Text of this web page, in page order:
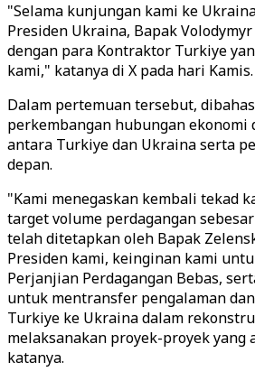
"Selama kunjungan kami ke
Presiden Ukraina, Bapak
dengan para Kontraktor Turkiye
kami," katanya di X pada hari Kamis.
Dalam pertemuan tersebut,
perkembangan hubungan ekonomi
antara Turkiye dan Ukraina serta
depan.
"Kami menegaskan kembali tekad
target volume perdagangan
telah ditetapkan oleh Bapak
Presiden kami, keinginan kami
Perjanjian Perdagangan Bebas,
untuk mentransfer pengalaman
Turkiye ke Ukraina dalam
melaksanakan proyek-proyek yang
katanya.